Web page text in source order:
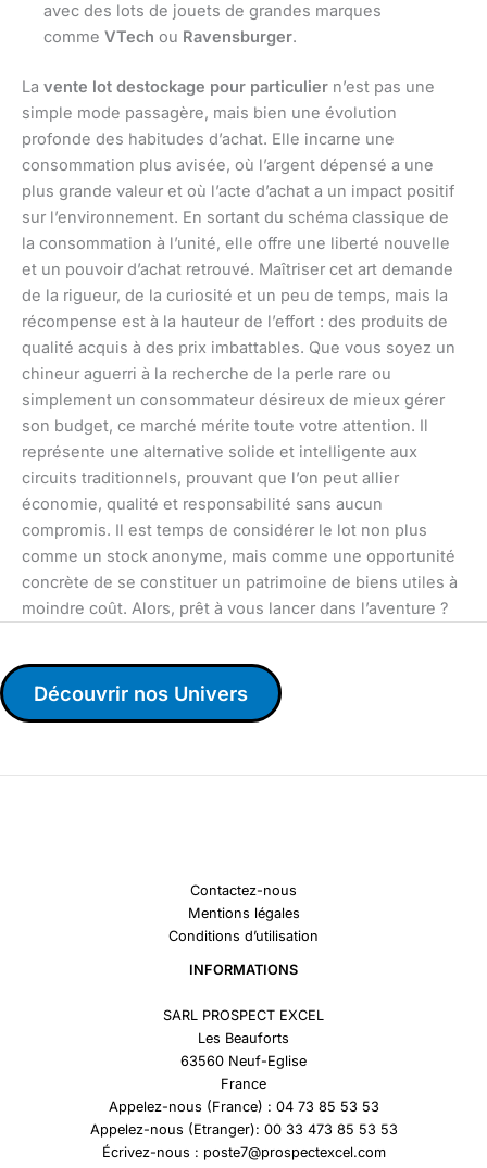
avec des lots de jouets de grandes marques
comme VTech ou Ravensburger.
La vente lot destockage pour particulier n’est pas une
simple mode passagère, mais bien une évolution
profonde des habitudes d’achat. Elle incarne une
consommation plus avisée, où l’argent dépensé a une
plus grande valeur et où l’acte d’achat a un impact positif
sur l’environnement. En sortant du schéma classique de
la consommation à l’unité, elle offre une liberté nouvelle
et un pouvoir d’achat retrouvé. Maîtriser cet art demande
de la rigueur, de la curiosité et un peu de temps, mais la
récompense est à la hauteur de l’effort : des produits de
qualité acquis à des prix imbattables. Que vous soyez un
chineur aguerri à la recherche de la perle rare ou
simplement un consommateur désireux de mieux gérer
son budget, ce marché mérite toute votre attention. Il
représente une alternative solide et intelligente aux
circuits traditionnels, prouvant que l’on peut allier
économie, qualité et responsabilité sans aucun
compromis. Il est temps de considérer le lot non plus
comme un stock anonyme, mais comme une opportunité
concrète de se constituer un patrimoine de biens utiles à
moindre coût. Alors, prêt à vous lancer dans l’aventure ?
Découvrir nos Univers
Contactez-nous
Mentions légales
Conditions d’utilisation
INFORMATIONS
SARL PROSPECT EXCEL
Les Beauforts
63560 Neuf-Eglise
France
Appelez-nous (France) : 04 73 85 53 53
Appelez-nous (Etranger): 00 33 473 85 53 53
Écrivez-nous : poste7@prospectexcel.com